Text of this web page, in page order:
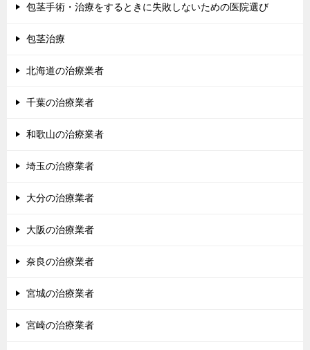
包茎手術・治療をするときに失敗しないための医院選び
包茎治療
北海道の治療業者
千葉の治療業者
和歌山の治療業者
埼玉の治療業者
大分の治療業者
大阪の治療業者
奈良の治療業者
宮城の治療業者
宮崎の治療業者